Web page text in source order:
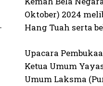
Oktober) 2024
Hang Tuah serta
Upacara
Ketua Umum
Umum Laksma